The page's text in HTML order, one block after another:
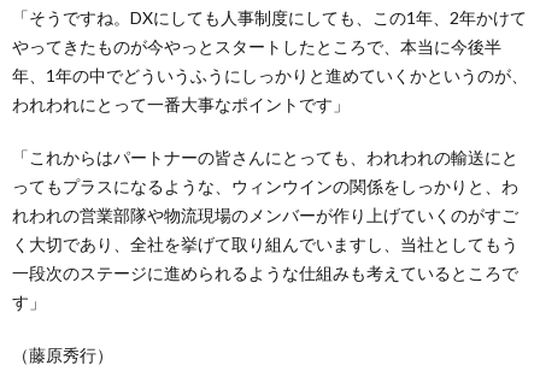
「そうですね。DXにしても人事制度にしても、この1年、2年かけて
やってきたものが今やっとスタートしたところで、本当に今後半
年、1年の中でどういうふうにしっかりと進めていくかというのが、
われわれにとって一番大事なポイントです」
「これからはパートナーの皆さんにとっても、われわれの輸送にと
ってもプラスになるような、ウィンウインの関係をしっかりと、わ
れわれの営業部隊や物流現場のメンバーが作り上げていくのがすご
く大切であり、全社を挙げて取り組んでいますし、当社としてもう
一段次のステージに進められるような仕組みも考えているところで
す」
（藤原秀行）